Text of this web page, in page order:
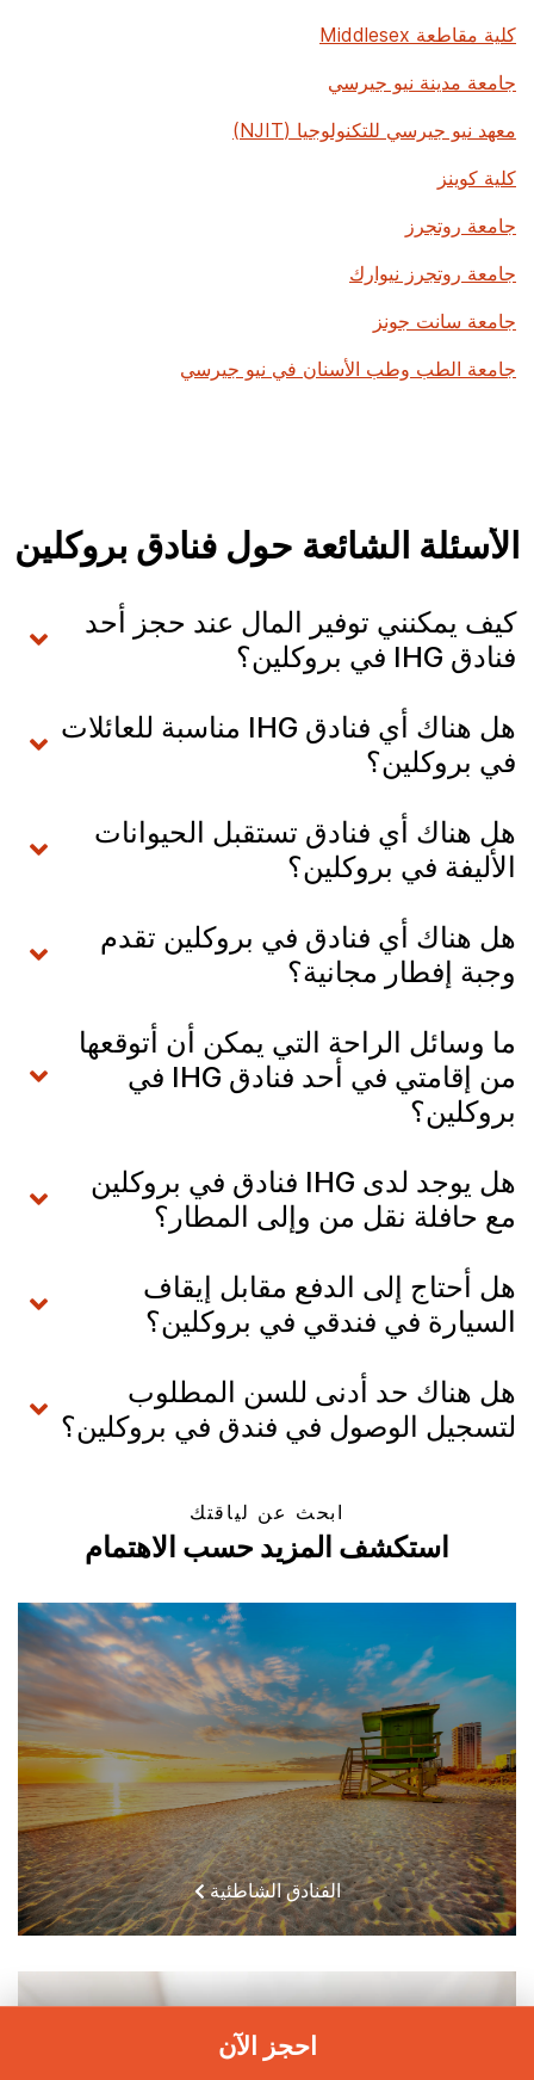
احجز الآن
كلية مقاطعة Middlesex
جامعة مدينة نيو جيرسي
معهد نيو جيرسي للتكنولوجيا (NJIT)
كلية كوينز
جامعة روتجرز
جامعة روتجرز نيوارك
جامعة سانت جونز
جامعة الطب وطب الأسنان في نيو جيرسي
الأسئلة الشائعة حول فنادق بروكلين
كيف يمكنني توفير المال عند حجز أحد
فنادق IHG في بروكلين؟
هل هناك أي فنادق IHG مناسبة للعائلات
في بروكلين؟
هل هناك أي فنادق تستقبل الحيوانات
الأليفة في بروكلين؟
هل هناك أي فنادق في بروكلين تقدم
وجبة إفطار مجانية؟
ما وسائل الراحة التي يمكن أن أتوقعها
من إقامتي في أحد فنادق IHG في
بروكلين؟
هل يوجد لدى IHG فنادق في بروكلين
مع حافلة نقل من وإلى المطار؟
هل أحتاج إلى الدفع مقابل إيقاف
السيارة في فندقي في بروكلين؟
هل هناك حد أدنى للسن المطلوب
لتسجيل الوصول في فندق في بروكلين؟
ابحث عن لياقتك
استكشف المزيد حسب الاهتمام
الفنادق الشاطئية